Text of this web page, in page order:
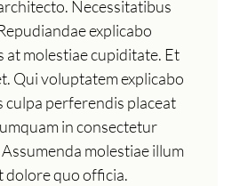
Necessitatibus
explicabo
molestiae cupiditate. Et
Qui voluptatem explicabo
culpa perferendis placeat
in consectetur
molestiae illum
dolore quo officia.